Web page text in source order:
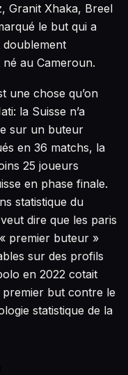
Granit Xhaka, Breel
le but qui a
au Cameroun.
une chose qu’on
la Suisse n’a
sur un buteur
en 36 matchs, la
25 joueurs
en phase finale.
statistique du
dire que les paris
premier buteur »
sur des profils
en 2022 cotait
but contre le
statistique de la